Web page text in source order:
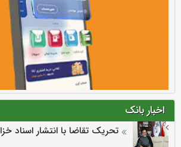
اخبار بانک
تحریک تقاضا با انتشار اسناد